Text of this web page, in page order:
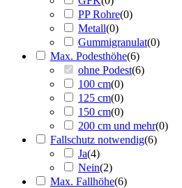
PP Rohre(0)
Metall(0)
Gummigranulat(0)
Max. Podesthöhe(6)
ohne Podest(6)
100 cm(0)
125 cm(0)
150 cm(0)
200 cm und mehr(0)
Fallschutz notwendig(6)
Ja(4)
Nein(2)
Max. Fallhöhe(6)